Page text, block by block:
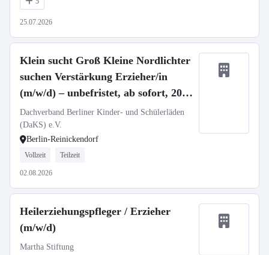
25.07.2026
Klein sucht Groß Kleine Nordlichter
suchen Verstärkung Erzieher/in
(m/w/d) – unbefristet, ab sofort, 20–
40 Std./Woche
Dachverband Berliner Kinder- und Schülerläden
(DaKS) e.V.
Berlin-Reinickendorf
Vollzeit Teilzeit
02.08.2026
Heilerziehungspfleger / Erzieher
(m/w/d)
Martha Stiftung